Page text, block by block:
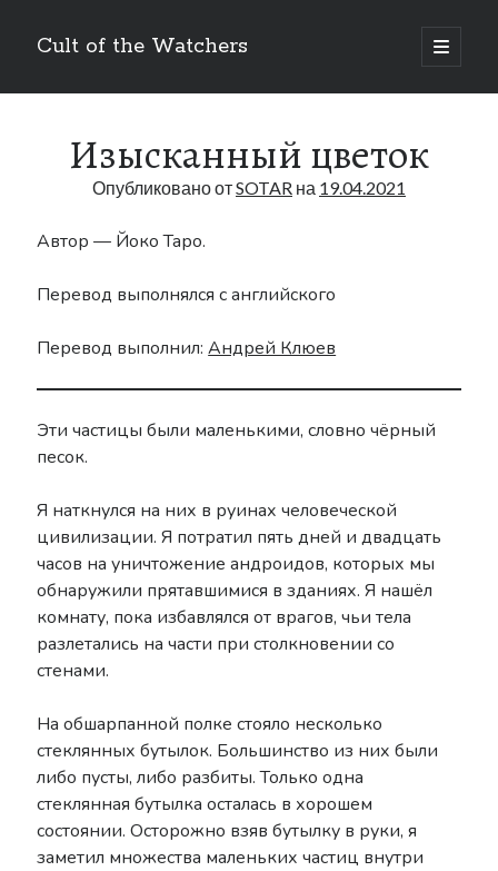
Cult of the Watchers
отрыть
Боковая
панель
Blog
Drag-on Dragoon 3 Famitsu
Lore Manga News Nier
NieR: Automata
nier remaster Novel OST
reincarnation
Shelfhentai SINoALICE
Stage Play Theory
Thou Shalt Not Die Trailer
Voice of Cards Yoko Taro
Изысканный цветок
Опубликовано отSOTAR на 19.04.2021
Автор — Йоко Таро.
Перевод выполнялся с английского
Перевод выполнил:Андрей Клюев
Эти частицы были маленькими, словно чёрный
песок.
Я наткнулся на них в руинах человеческой
цивилизации. Я потратил пять дней и двадцать
часов на уничтожение андроидов, которых мы
обнаружили прятавшимися в зданиях. Я нашёл
комнату, пока избавлялся от врагов, чьи тела
разлетались на части при столкновении со
стенами.
На обшарпанной полке стояло несколько
стеклянных бутылок. Большинство из них были
либо пусты, либо разбиты. Только одна
стеклянная бутылка осталась в хорошем
состоянии. Осторожно взяв бутылку в руки, я
заметил множества маленьких частиц внутри